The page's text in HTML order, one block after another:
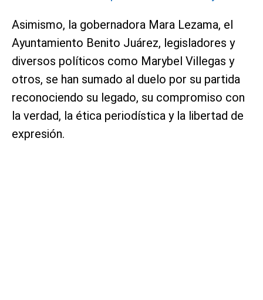
Asimismo, la gobernadora Mara Lezama, el
Ayuntamiento Benito Juárez, legisladores y
diversos políticos como Marybel Villegas y
otros, se han sumado al duelo por su partida
reconociendo su legado, su compromiso con
la verdad, la ética periodística y la libertad de
expresión.